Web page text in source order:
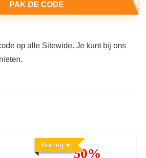
PAK DE CODE
op alle Sitewide. Je kunt bij ons
Korting
50%